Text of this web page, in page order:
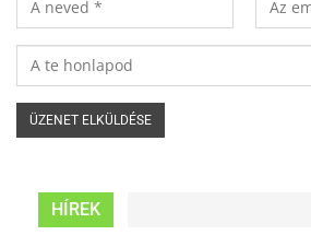
HÍREK